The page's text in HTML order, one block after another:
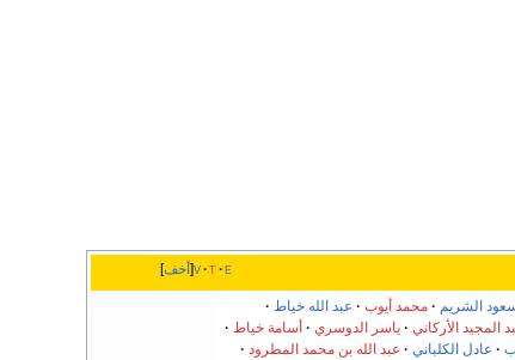
أخف v t e
الشريم محمد أيوب
عبد الله خياط
المجيد الأركاني ياسر الدوسري
أسامة خياط
عادل الكلباني
عبد الله بن محمد المطرود